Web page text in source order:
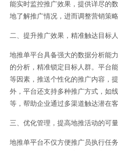
能实时监控推广效果，提供详尽的
地了解推广情况，进而调整营销策略
二、提升推广效果，精准触达目标
地推单平台具备强大的数据分析能
的分析，精准锁定目标人群。平台
等因素，推送个性化的推广内容，
外，平台还支持多种推广方式，如
等，帮助企业通过多渠道触达潜在
三、优化管理，提高地推活动的可
地推单平台不仅方便推广员执行任